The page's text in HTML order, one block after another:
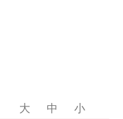
大 中 小